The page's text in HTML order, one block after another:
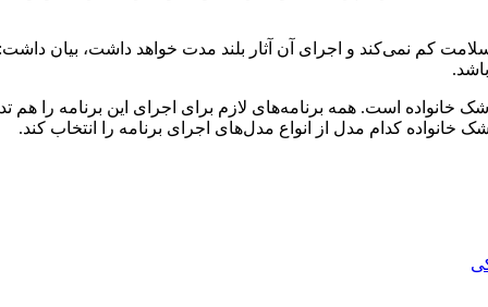
کم نمی‌کند و اجرای آن آثار بلند مدت خواهد داشت، بیان
خانواده است. همه برنامه‌های لازم برای اجرای این برنامه را
کدام مدل از انواع مدل‌های اجرای برنامه را انتخاب کند.